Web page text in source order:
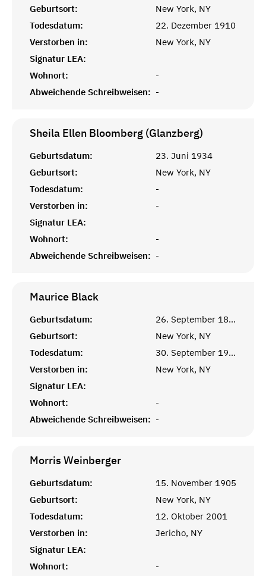
Geburtsort:
New York, NY
Todesdatum:
22. Dezember 1910
Verstorben in:
New York, NY
Signatur LEA:
Wohnort:
-
Abweichende Schreibweisen: -
Sheila Ellen Bloomberg (Glanzberg)
Geburtsdatum:
23. Juni 1934
Geburtsort:
New York, NY
Todesdatum:
-
Verstorben in:
-
Signatur LEA:
Wohnort:
-
Abweichende Schreibweisen: -
Maurice Black
Geburtsdatum:
26. September 1897
Geburtsort:
New York, NY
Todesdatum:
30. September 1976
Verstorben in:
New York, NY
Signatur LEA:
Wohnort:
-
Abweichende Schreibweisen: -
Morris Weinberger
Geburtsdatum:
15. November 1905
Geburtsort:
New York, NY
Todesdatum:
12. Oktober 2001
Verstorben in:
Jericho, NY
Signatur LEA:
Wohnort:
-